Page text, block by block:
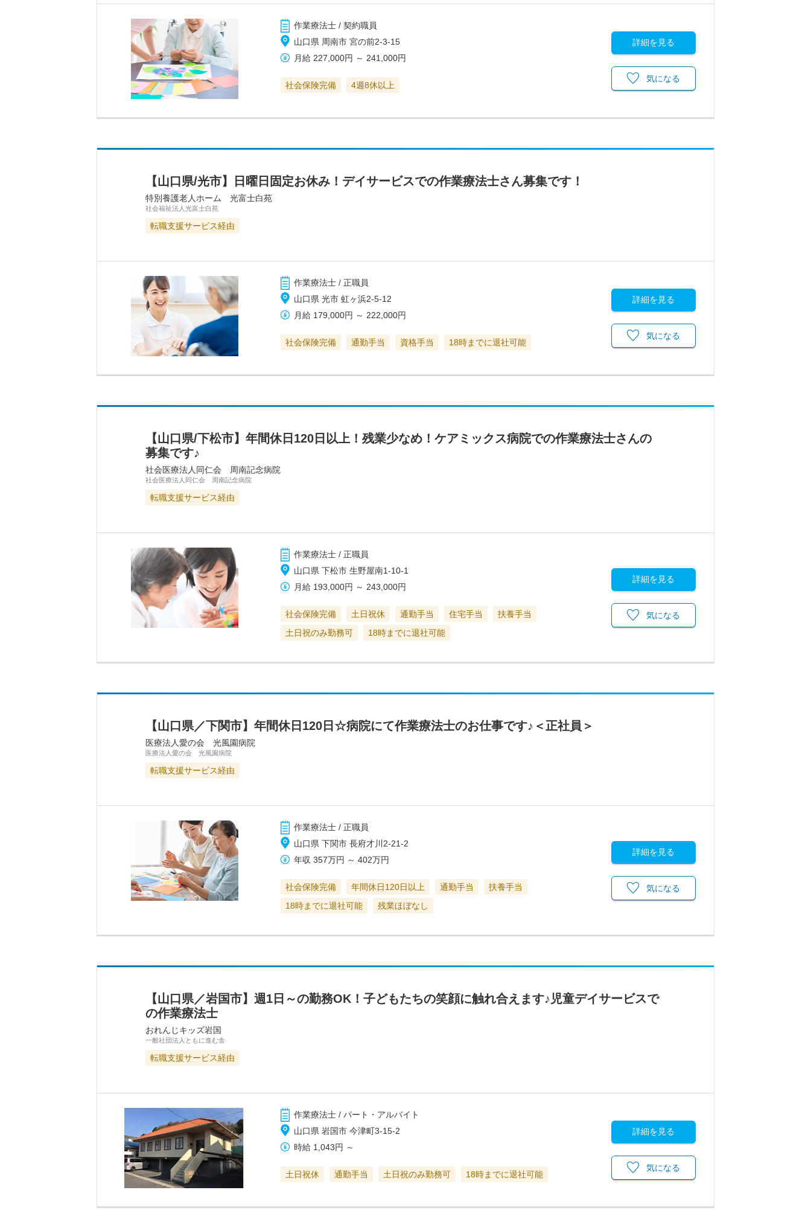
作業療法士 / 契約職員
山口県 周南市 宮の前2‐3‐15
月給 227,000円 ～ 241,000円
社会保険完備 4週8休以上
詳細を見る
気になる
【山口県/光市】日曜日固定お休み！デイサービスでの作業療法士さん募集です！
特別養護老人ホーム 光富士白苑
社会福祉法人光富士白苑
転職支援サービス経由
作業療法士 / 正職員
山口県 光市 虹ヶ浜2-5-12
月給 179,000円 ～ 222,000円
社会保険完備 通勤手当 資格手当 18時までに退社可能
詳細を見る
気になる
【山口県/下松市】年間休日120日以上！残業少なめ！ケアミックス病院での作業療法士さんの
募集です♪
社会医療法人同仁会 周南記念病院
社会医療法人同仁会 周南記念病院
転職支援サービス経由
作業療法士 / 正職員
山口県 下松市 生野屋南1‐10‐1
月給 193,000円 ～ 243,000円
社会保険完備 土日祝休 通勤手当 住宅手当
扶養手当
土日祝のみ勤務可
18時までに退社可能
詳細を見る
気になる
【山口県／下関市】年間休日120日☆病院にて作業療法士のお仕事です♪＜正社員＞
医療法人愛の会 光風園病院
医療法人愛の会 光風園病院
転職支援サービス経由
作業療法士 / 正職員
山口県 下関市 長府才川2-21-2
年収 357万円 ～402万円
社会保険完備 年間休日120日以上 通勤手当
扶養手当
18時までに退社可能
残業ほぼなし
詳細を見る
気になる
【山口県／岩国市】週1日～の勤務OK！子どもたちの笑顔に触れ合えます♪児童デイサービスで
の作業療法士
おれんじキッズ岩国
一般社団法人ともに進む舎
転職支援サービス経由
作業療法士 / パート・アルバイト
山口県 岩国市 今津町3-15-2
時給 1,043円 ～
土日祝休 通勤手当 土日祝のみ勤務可 18時までに退社可能
詳細を見る
気になる